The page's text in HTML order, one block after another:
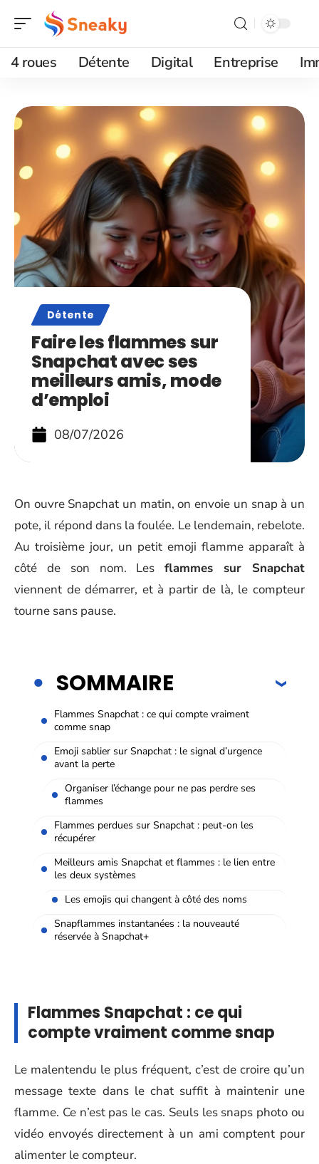
4 roues Détente Digital Entreprise
Détente
Faire les flammes sur
Snapchat avec ses
meilleurs amis, mode
d’emploi
08/07/2026
On ouvre Snapchat un matin, on envoie un snap à un
pote, il répond dans la foulée. Le lendemain, rebelote.
Au troisième jour, un petit emoji flamme apparaît à
côté de son nom. Lesflammes sur Snapchat
viennent de démarrer, et à partir de là, le compteur
tourne sans pause.
SOMMAIRE
Flammes Snapchat : ce qui compte vraiment
comme snap
Emoji sablier sur Snapchat : le signal d’urgence
avant la perte
Organiser l’échange pour ne pas perdre ses
flammes
Flammes perdues sur Snapchat : peut-on les
récupérer
Meilleurs amis Snapchat et flammes : le lien entre
les deux systèmes
Les emojis qui changent à côté des noms
Snapflammes instantanées : la nouveauté
réservée à Snapchat+
Flammes Snapchat : ce qui
compte vraiment comme snap
Le malentendu le plus fréquent, c’est de croire qu’un
message texte dans le chat suffit à maintenir une
flamme. Ce n’est pas le cas. Seuls les snaps photo ou
vidéo envoyés directement à un ami comptent pour
alimenter le compteur.